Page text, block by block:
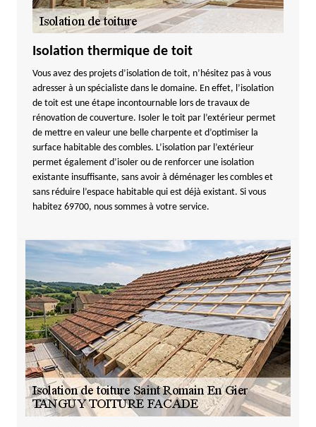
Isolation thermique de toit
Vous avez des projets d’isolation de toit, n’hésitez pas à vous
adresser à un spécialiste dans le domaine. En effet, l’isolation
de toit est une étape incontournable lors de travaux de
rénovation de couverture. Isoler le toit par l’extérieur permet
de mettre en valeur une belle charpente et d’optimiser la
surface habitable des combles. L’isolation par l’extérieur
permet également d’isoler ou de renforcer une isolation
existante insuffisante, sans avoir à déménager les combles et
sans réduire l’espace habitable qui est déjà existant. Si vous
habitez 69700, nous sommes à votre service.